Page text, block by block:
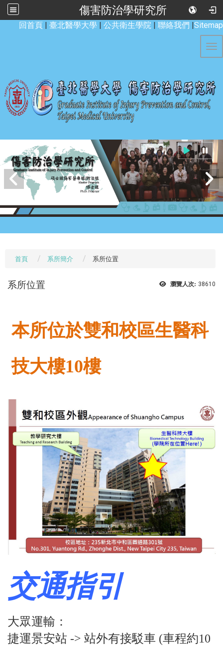
傷害防治學研究所
回首頁 | 臺北醫學大學 | 公共衛生學院 | 聯絡我們 |Sitemap
首頁 系所簡介 系所位置
瀏覽人次: 38610
系所位置
本所位於雙和校區生醫科
技大樓10樓
交通指引
大眾運輸：
捷運景安站 -> 站外有接駁車 (車程約10